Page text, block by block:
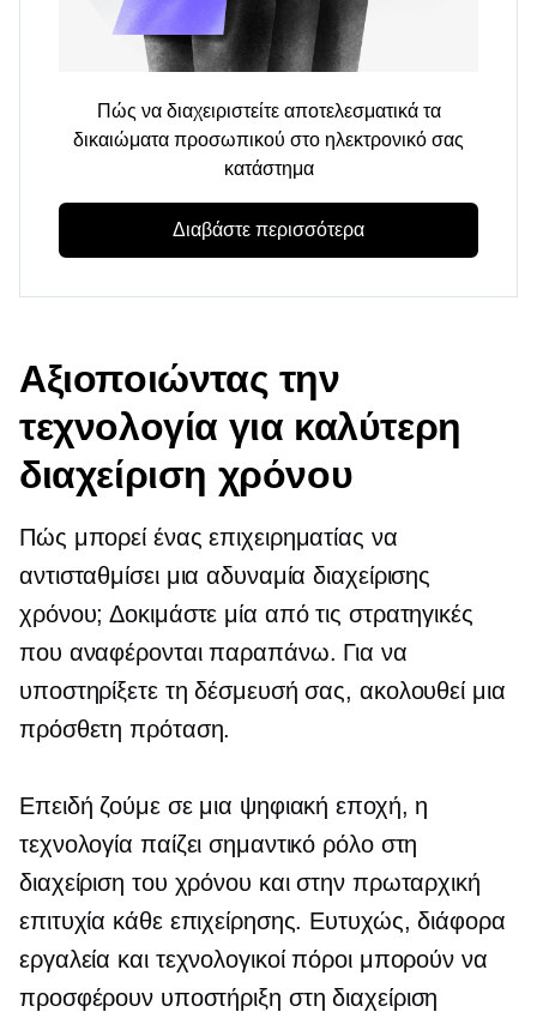
Πώς να διαχειριστείτε αποτελεσματικά τα
δικαιώματα προσωπικού στο ηλεκτρονικό σας
κατάστημα
Διαβάστε περισσότερα
Αξιοποιώντας την
τεχνολογία για καλύτερη
διαχείριση χρόνου
Πώς μπορεί ένας επιχειρηματίας να
αντισταθμίσει μια αδυναμία διαχείρισης
χρόνου; Δοκιμάστε μία από τις στρατηγικές
που αναφέρονται παραπάνω. Για να
υποστηρίξετε τη δέσμευσή σας, ακολουθεί μια
πρόσθετη πρόταση.
Επειδή ζούμε σε μια ψηφιακή εποχή, η
τεχνολογία παίζει σημαντικό ρόλο στη
διαχείριση του χρόνου και στην πρωταρχική
επιτυχία κάθε επιχείρησης. Ευτυχώς, διάφορα
εργαλεία και τεχνολογικοί πόροι μπορούν να
προσφέρουν υποστήριξη στη διαχείριση